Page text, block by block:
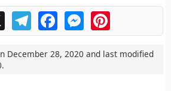
X TelegramFacebookMessengerPinterest
December 28, 2020 and last modified
.